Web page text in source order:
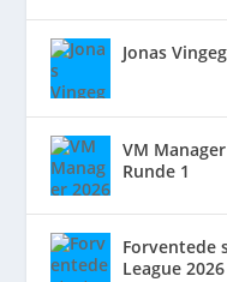
Jonas
VM
Runde 1
Forventede
League